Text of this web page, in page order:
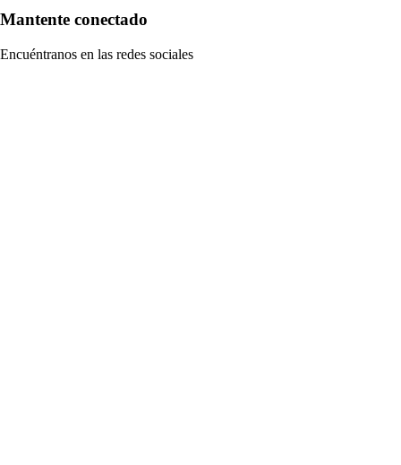
Mantente conectado
Encuéntranos en las redes sociales